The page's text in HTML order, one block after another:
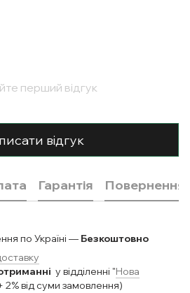
перший відгук
відгук
Гарантія Повернення
по Україні — Безкоштовно
у відділенні "Нова
2% від суми замовлення)